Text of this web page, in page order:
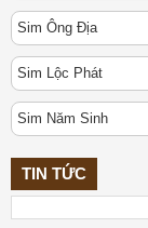
Sim Ông Địa
Sim Lộc Phát
Sim Năm Sinh
TIN TỨC